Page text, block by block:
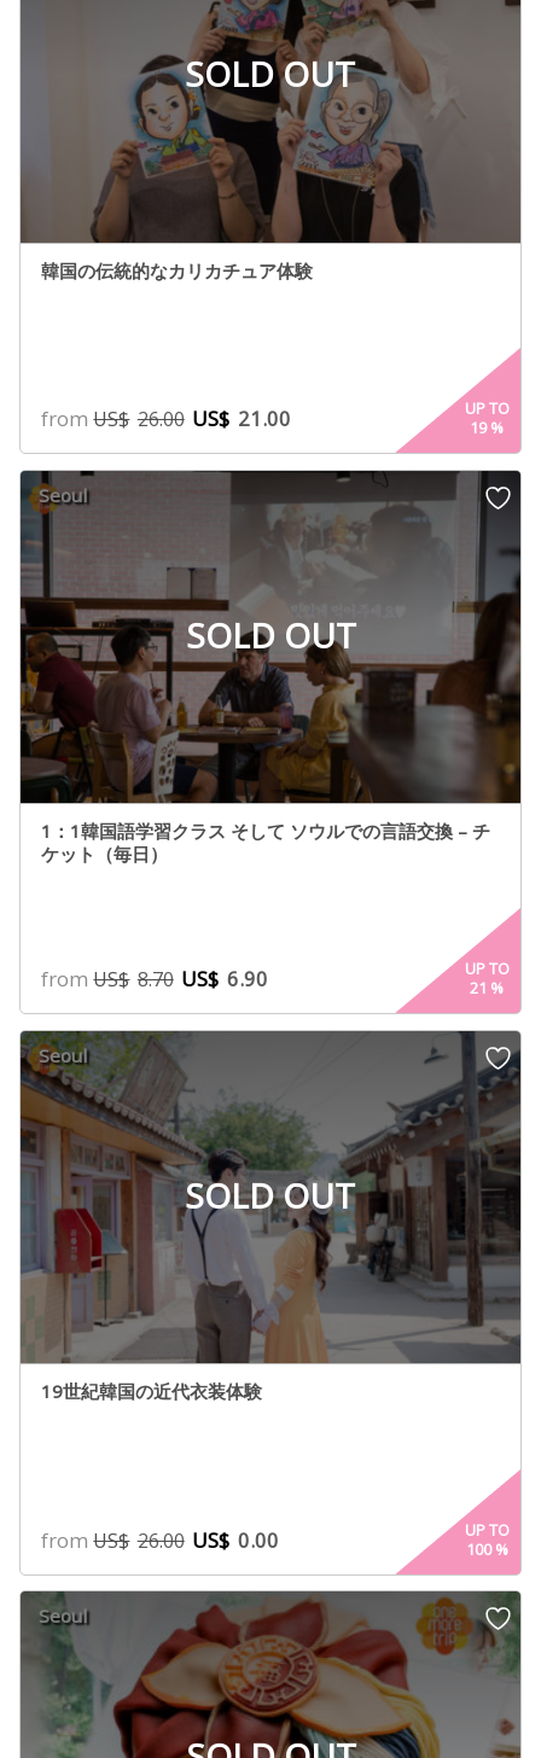
SOLD OUT
韓国の伝統的なカリカチュア体験
fromUS$ 26.00 US$ 21.00
UP TO
19%
SOLD OUT
Seoul
1：1韓国語学習クラス そして ソウルでの言語交換 – チ
ケット（毎日）
fromUS$ 8.70 US$ 6.90
UP TO
21 %
SOLD OUT
Seoul
19世紀韓国の近代衣装体験
fromUS$ 26.00 US$ 0.00
UP TO
100%
Seoul